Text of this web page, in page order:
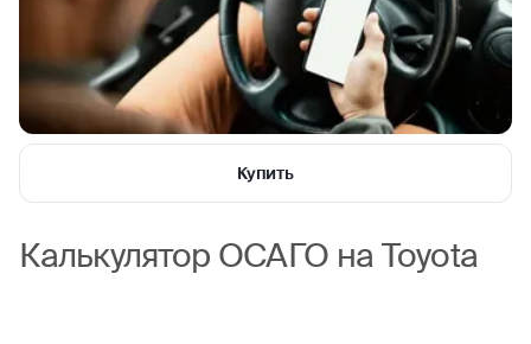
Купить
Калькулятор ОСАГО на Toyota